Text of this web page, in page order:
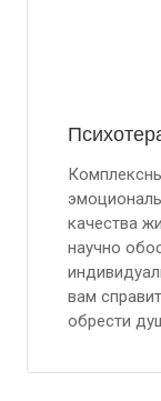
качества
научно
вам
обрести